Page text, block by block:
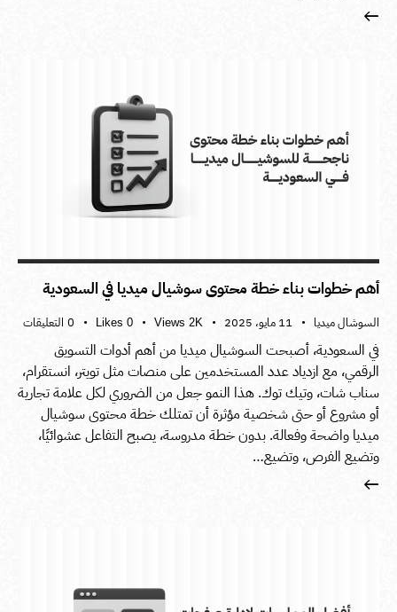
أهم خطوات بناء خطة محتوى سوشيال ميديا في السعودية
السوشال ميديا 11 مايو، 2025 2K
Views
0
Likes
0 التعليقات
في السعودية، أصبحت السوشيال ميديا من أهم أدوات التسويق
الرقمي، مع ازدياد عدد المستخدمين على منصات مثل تويتر، انستقرام،
سناب شات، وتيك توك. هذا النمو جعل من الضروري لكل علامة تجارية
أو مشروع أو حتى شخصية مؤثرة أن تمتلك خطة محتوى سوشيال
ميديا واضحة وفعالة. بدون خطة مدروسة، يصبح التفاعل عشوائيًا،
وتضيع الفرص، وتضيع…